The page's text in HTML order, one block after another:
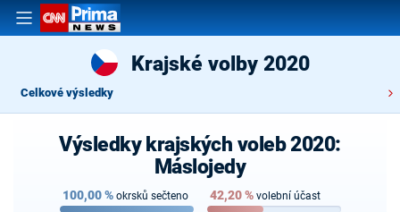
Krajské volby 2020
Celkové výsledky
Výsledky krajských voleb 2020:
Máslojedy
100,00% okrsků sečteno 42,20% volební účast